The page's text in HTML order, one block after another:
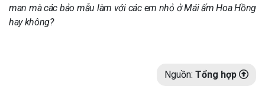
man mà các bảo mẫu làm với các em nhỏ ở Mái ấm Hoa Hồng
hay không?
Nguồn: Tổng hợp